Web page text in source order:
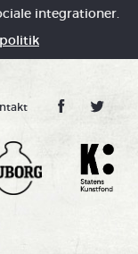
integrationer.